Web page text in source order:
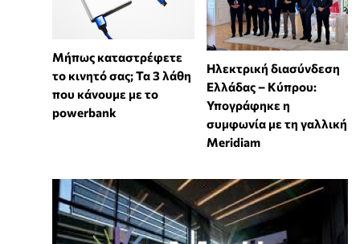
Μήπως καταστρέφετε
το κινητό σας; Τα 3 λάθη
που κάνουμε με το
powerbank
Ηλεκτρική διασύνδεση
Ελλάδας – Κύπρου:
Υπογράφηκε η
συμφωνία με τη γαλλική
Meridiam